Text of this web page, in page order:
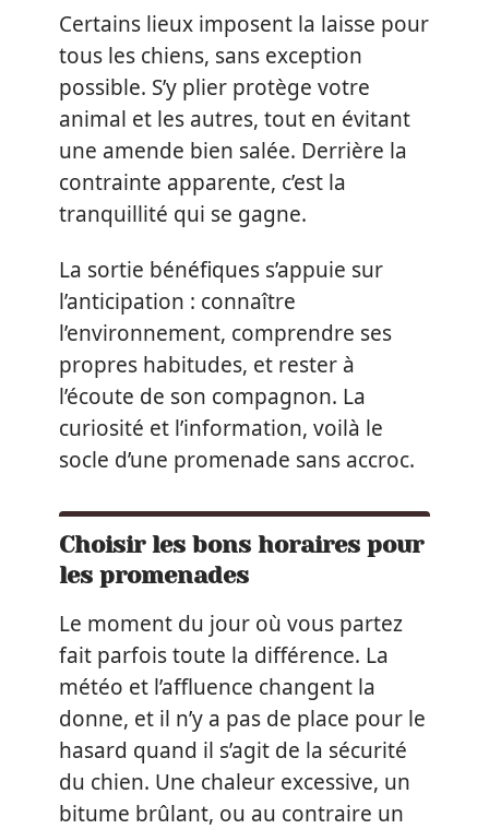
Certains lieux imposent la laisse pour
tous les chiens, sans exception
possible. S’y plier protège votre
animal et les autres, tout en évitant
une amende bien salée. Derrière la
contrainte apparente, c’est la
tranquillité qui se gagne.
La sortie bénéfiques s’appuie sur
l’anticipation : connaître
l’environnement, comprendre ses
propres habitudes, et rester à
l’écoute de son compagnon. La
curiosité et l’information, voilà le
socle d’une promenade sans accroc.
Choisir les bons horaires pour
les promenades
Le moment du jour où vous partez
fait parfois toute la différence. La
météo et l’affluence changent la
donne, et il n’y a pas de place pour le
hasard quand il s’agit de la sécurité
du chien. Une chaleur excessive, un
bitume brûlant, ou au contraire un